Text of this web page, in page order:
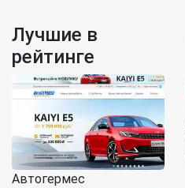
Лучшие в
рейтинге
Автогермес